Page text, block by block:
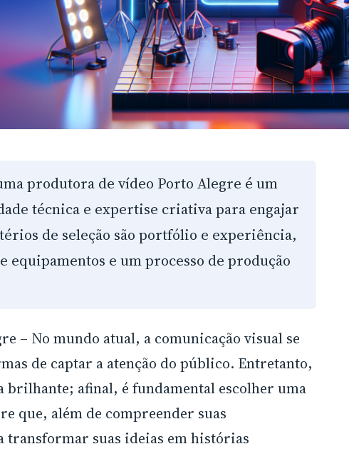
produtora de vídeo Porto Alegre é um
técnica e expertise criativa para engajar
de seleção são portfólio e experiência,
equipamentos e um processo de produção
– No mundo atual, a comunicação visual se
de captar a atenção do público. Entretanto,
brilhante; afinal, é fundamental escolher uma
que, além de compreender suas
transformar suas ideias em histórias